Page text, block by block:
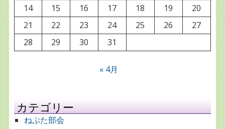
14
15 16 17 18 19
20
21
22 23 24 25 26
27
28
29 30 31
« 4月
カテゴリー
ねぷた部会